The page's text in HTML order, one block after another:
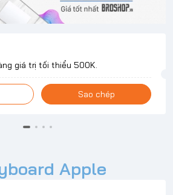
giá trị tối thiểu 500K.
Sao chép
Apple